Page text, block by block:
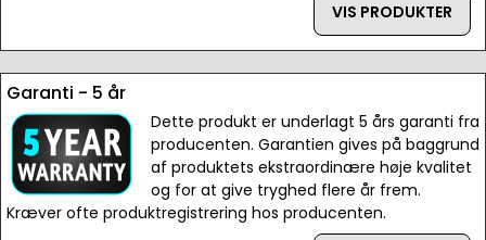
VIS PRODUKTER
Garanti - 5 år
Dette produkt er underlagt 5 års garanti fra
producenten. Garantien gives på baggrund
af produktets ekstraordinære høje kvalitet
og for at give tryghed flere år frem.
Kræver ofte produktregistrering hos producenten.